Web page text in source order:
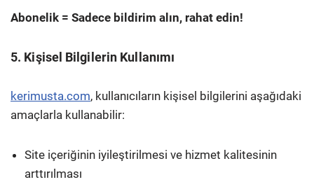
Abonelik = Sadece bildirim alın, rahat edin!
5. Kişisel Bilgilerin Kullanımı
kerimusta.com, kullanıcıların kişisel bilgilerini aşağıdaki
amaçlarla kullanabilir:
Site içeriğinin iyileştirilmesi ve hizmet kalitesinin
arttırılması